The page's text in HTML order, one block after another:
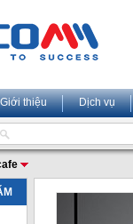
Giới thiệu Dịch vụ